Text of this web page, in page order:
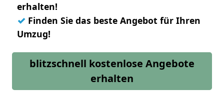
erhalten!
✓ Finden Sie das beste Angebot für Ihren
Umzug!
blitzschnell kostenlose Angebote
erhalten